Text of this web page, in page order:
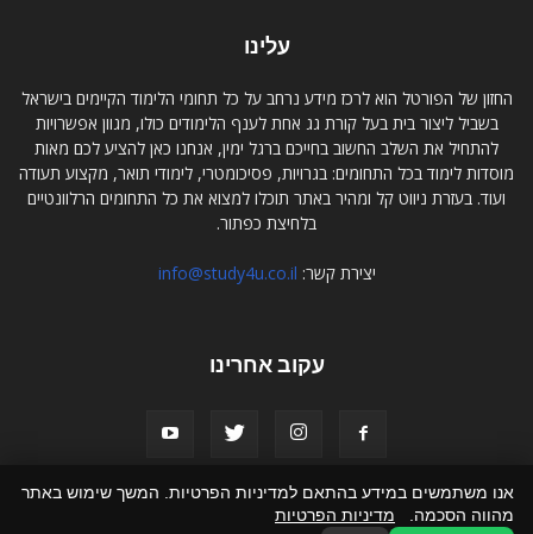
עלינו
החזון של הפורטל הוא לרכז מידע נרחב על כל תחומי הלימוד הקיימים בישראל
בשביל ליצור בית בעל קורת גג אחת לענף הלימודים כולו, מגוון אפשרויות
להתחיל את השלב החשוב בחייכם ברגל ימין, אנחנו כאן להציע לכם מאות
מוסדות לימוד בכל התחומים: בגרויות, פסיכומטרי, לימודי תואר, מקצוע תעודה
ועוד. בעזרת ניווט קל ומהיר באתר תוכלו למצוא את כל התחומים הרלוונטיים
בלחיצת כפתור.
יצירת קשר: info@study4u.co.il
עקוב אחרינו
אודות study4u פרסמו אצלנו תקנון האתר
אנו משתמשים במידע בהתאם למדיניות הפרטיות. המשך שימוש באתר
מהווה הסכמה. מדיניות הפרטיות